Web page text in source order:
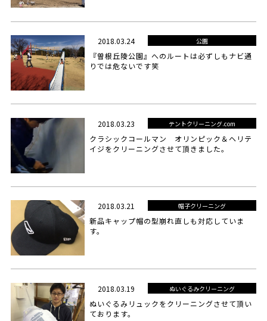
2018.03.24 公園
『曽根丘陵公園』へのルートは必ずしもナビ通
りでは危ないです笑
2018.03.23 テントクリーニング.com
クラシックコールマン オリンピック＆ヘリテ
イジをクリーニングさせて頂きました。
2018.03.21 帽子クリーニング
新品キャップ帽の型崩れ直しも対応していま
す。
2018.03.19 ぬいぐるみクリーニング
ぬいぐるみリュックをクリーニングさせて頂い
ております。